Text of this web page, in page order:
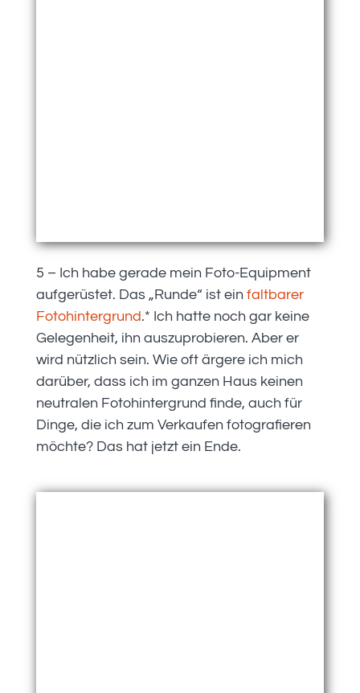
5 – Ich habe gerade mein Foto-Equipment
aufgerüstet. Das „Runde“ ist ein faltbarer
Fotohintergrund.* Ich hatte noch gar keine
Gelegenheit, ihn auszuprobieren. Aber er
wird nützlich sein. Wie oft ärgere ich mich
darüber, dass ich im ganzen Haus keinen
neutralen Fotohintergrund finde, auch für
Dinge, die ich zum Verkaufen fotografieren
möchte? Das hat jetzt ein Ende.